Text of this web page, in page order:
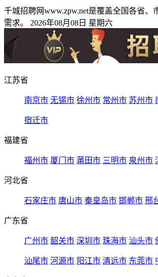
千城招聘网www.zpw.net是覆盖全国各省
需求。 2026年08月08日 星期六
江苏省
南京市 无锡市 徐州市 常州市 苏州市
宿迁市
福建省
福州市 厦门市 莆田市 三明市 泉州市
河北省
石家庄市 唐山市 秦皇岛市 邯郸市 邢
广东省
广州市 韶关市 深圳市 珠海市 汕头市
汕尾市 河源市 阳江市 清远市 东莞市